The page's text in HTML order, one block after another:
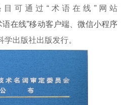
可通过“术语在线 ”网站
语在线”移动客户端、微信小程序
学出版社出版发行。